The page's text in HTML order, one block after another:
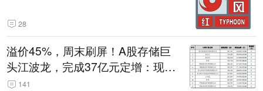
28
溢价45%，周末刷屏！A股存储巨
头江波龙，完成37亿元定增：现价
386.6元，定增价560元
141